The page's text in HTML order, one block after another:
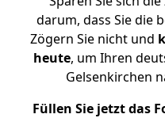
darum, dass Sie die
Zögern Sie nicht und
heute, um Ihren
Gelsenkirchen
Füllen Sie jetzt das